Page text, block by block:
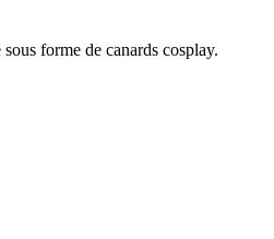
forme de canards cosplay.